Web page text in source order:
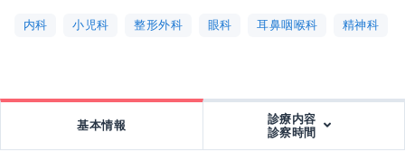
内科 小児科 整形外科 眼科 耳鼻咽喉科 精神科
基本情報
診療内容
診察時間